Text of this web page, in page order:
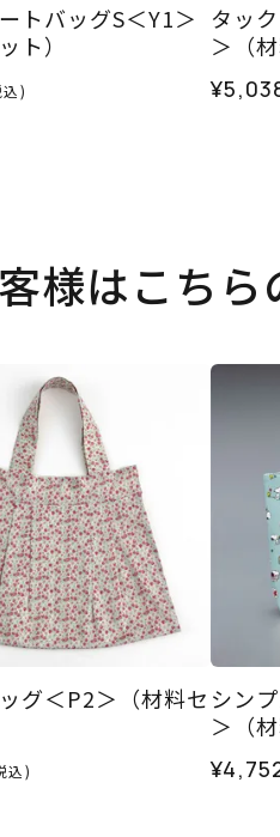
トバッグS＜Y1＞
ト）
)
タッ
＞（
様はこち
グ＜P2＞（材料セ
込)
シン
＞（